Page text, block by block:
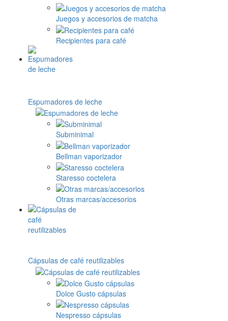
Juegos y accesorios de matcha
Recipientes para café
Espumadores de leche
Subminimal
Bellman vaporizador
Staresso coctelera
Otras marcas/accesorios
Cápsulas de café reutilizables
Dolce Gusto cápsulas
Nespresso cápsulas